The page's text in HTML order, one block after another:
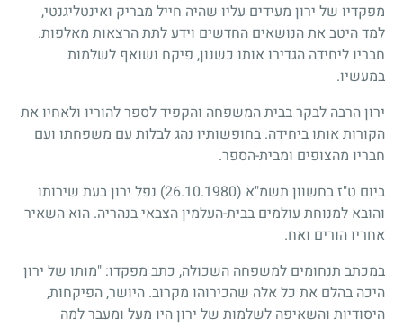
מפקדיו של ירון מעידים עליו שהיה חייל מבריק ואינטליגנטי,
למד היטב את הנושאים החדשים וידע לתת הרצאות מאלפות.
חבריו ליחידה הגדירו אותו כשנון, פיקח ושואף לשלמות
במעשיו.
ירון הרבה לבקר בבית המשפחה והקפיד לספר להוריו ולאחיו את
הקורות אותו ביחידה. בחופשותיו נהג לבלות עם משפחתו ועם
חבריו מהצופים ומבית-הספר.
ביום ט"ז בחשוון תשמ"א (26.10.1980)
נפל ירון בעת שירותו
והובא למנוחת עולמים בבית-העלמין הצבאי בנהריה. הוא השאיר
אחריו הורים ואח.
במכתב תנחומים למשפחה השכולה, כתב מפקדו: "מותו של ירון
היכה בהלם את כל אלה שהכירוהו מקרוב. היושר, הפיקחות,
היסודיות והשאיפה לשלמות של ירון היו מעל ומעבר למה